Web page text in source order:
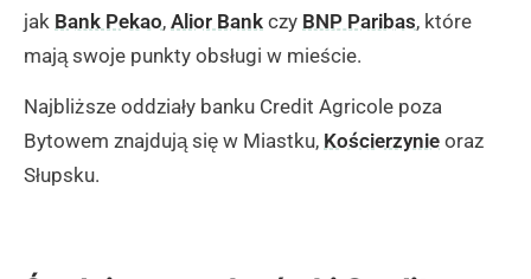
jak Bank Pekao, Alior Bank czy BNP Paribas, które
mają swoje punkty obsługi w mieście.
Najbliższe oddziały banku Credit Agricole poza
Bytowem znajdują się w Miastku, Kościerzynie oraz
Słupsku.